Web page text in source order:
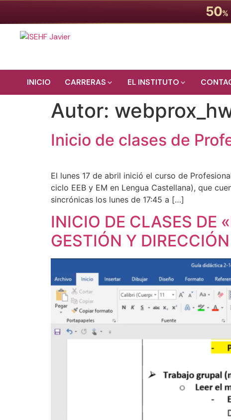
50%
INICIO CARRERAS EL INSTITUTO
Autor:
Inicio de clases de
El lunes 17 de abril inició el curso de
ciclo EEB y EM en Lengua Castellana), que
sincrónicas los lunes de 17:45 a […]
INICIO DE CLASES DE
GESTIÓN Y